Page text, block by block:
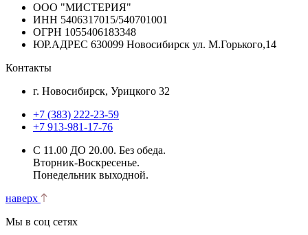
ООО "МИСТЕРИЯ"
ИНН 5406317015/540701001
ОГРН 1055406183348
ЮР.АДРЕС 630099 Новосибирск ул. М.Горького,14
Контакты
г. Новосибирск, Урицкого 32
+7 (383) 222-23-59
+7 913-981-17-76
С 11.00 ДО 20.00. Без обеда.
Вторник-Воскресенье.
Понедельник выходной.
наверх
Мы в соц сетях